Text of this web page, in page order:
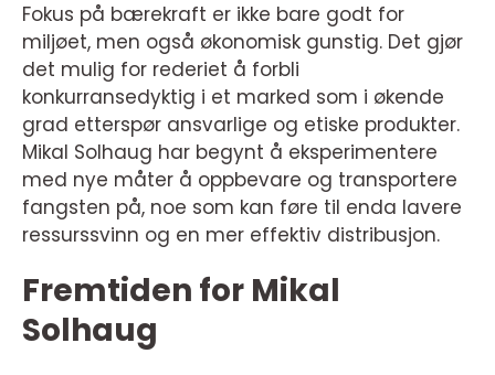
Fokus på bærekraft er ikke bare godt for
miljøet, men også økonomisk gunstig. Det gjør
det mulig for rederiet å forbli
konkurransedyktig i et marked som i økende
grad etterspør ansvarlige og etiske produkter.
Mikal Solhaug har begynt å eksperimentere
med nye måter å oppbevare og transportere
fangsten på, noe som kan føre til enda lavere
ressurssvinn og en mer effektiv distribusjon.
Fremtiden for Mikal
Solhaug